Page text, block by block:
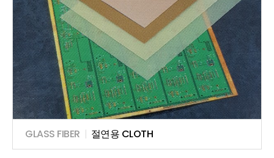
GLASS FIBER | 절연용 CLOTH